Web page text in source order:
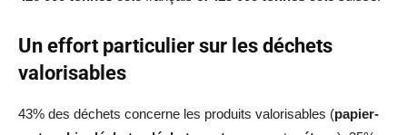
Un effort particulier sur les déchets
valorisables
43% des déchets concerne les produits valorisables (papier-